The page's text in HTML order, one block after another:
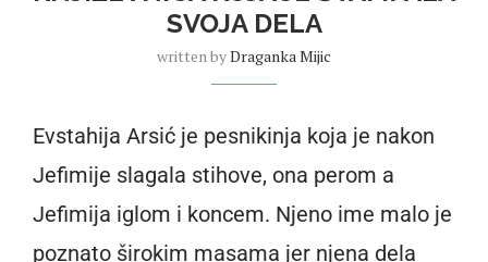
SVOJA DELA
written byDraganka Mijic
Evstahija Arsić je pesnikinja koja je nakon
Jefimije slagala stihove, ona perom a
Jefimija iglom i koncem. Njeno ime malo je
poznato širokim masama jer njena dela